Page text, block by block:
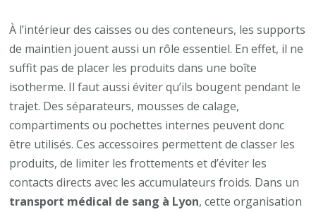
À l’intérieur des caisses ou des conteneurs, les supports
de maintien jouent aussi un rôle essentiel. En effet, il ne
suffit pas de placer les produits dans une boîte
isotherme. Il faut aussi éviter qu’ils bougent pendant le
trajet. Des séparateurs, mousses de calage,
compartiments ou pochettes internes peuvent donc
être utilisés. Ces accessoires permettent de classer les
produits, de limiter les frottements et d’éviter les
contacts directs avec les accumulateurs froids. Dans un
transport médical de sang à Lyon, cette organisation